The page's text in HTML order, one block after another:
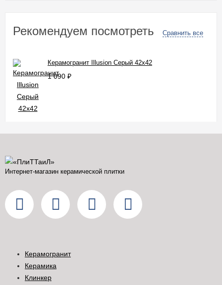
Рекомендуем посмотреть Сравнить все
Керамогранит Illusion Серый 42x42
1 090 ₽
Интернет-магазин керамической плитки
Керамогранит
Керамика
Клинкер